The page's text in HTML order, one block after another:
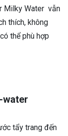
Milky Water vẫn
thích, không
thể phù hợp
water
tẩy trang đến